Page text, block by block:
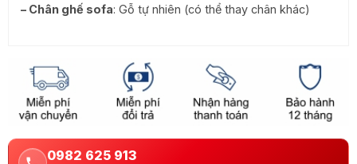
– Chân ghế sofa: Gỗ tự nhiên (có thể thay chân khác)
0982 625 913